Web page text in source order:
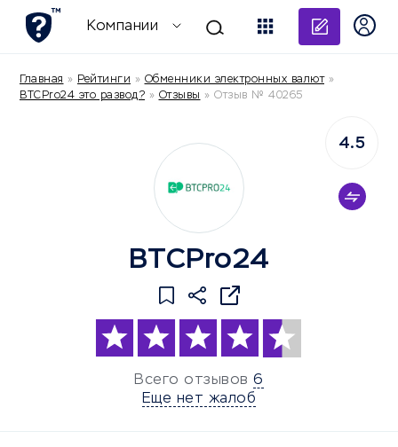
Компании
Главная » Рейтинги » Обменники электронных валют»
BTCPro24 это развод? » Отзывы » Отзыв № 40265
BTCPro24
Всего отзывов 6
Еще нет жалоб
4.5